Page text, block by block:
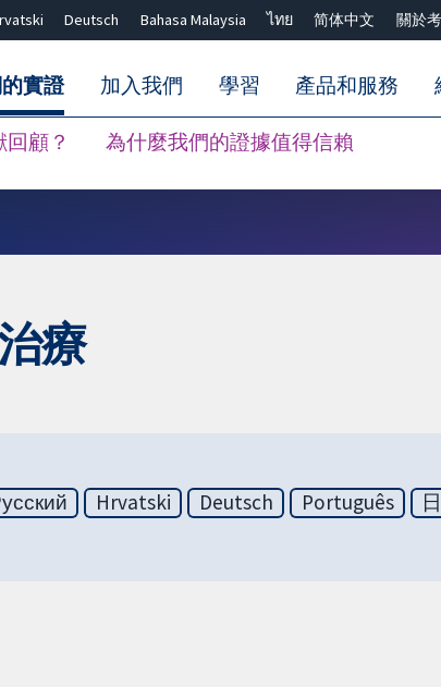
Deutsch Bahasa Malaysia ไทย 简体中文 關於
實證
顧？ 為什麼我們的證據值得信賴
加入我們 學習 產品和服務
療
Hrvatski Deutsch Português